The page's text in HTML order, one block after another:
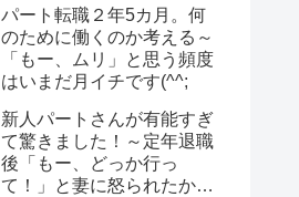
パート転職２年5カ月。何
のために働くのか考える～
「もー、ムリ」と思う頻度
はいまだ月イチです(^^;
新人パートさんが有能すぎ
て驚きました！～定年退職
後「もー、どっか行っ
て！」と妻に怒られたから